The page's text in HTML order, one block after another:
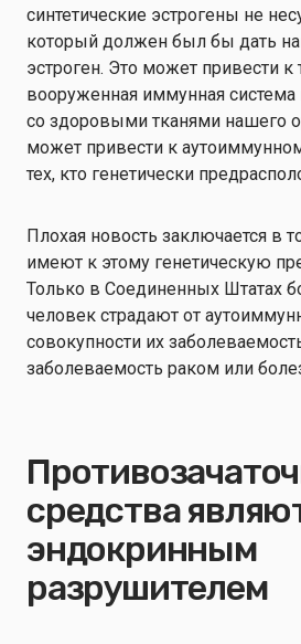
синтетические эстрогены не
который должен был бы дать
эстроген. Это может привести к
вооруженная иммунная система
со здоровыми тканями нашего
может привести к
тех, кто генетически
Плохая новость заключается в
имеют к этому генетическую
Только в Соединенных Штатах
человек страдают от
совокупности их
заболеваемость раком или
средства
эндокринным
разрушителем